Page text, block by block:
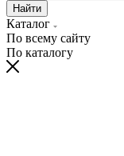
Найти
Каталог
По всему сайту
По каталогу